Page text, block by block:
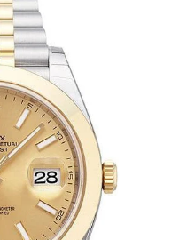
springen